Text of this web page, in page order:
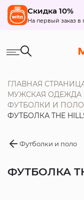
Скидка 10%
На первый заказ
ГЛАВНАЯ
МУЖСКАЯ ОДЕЖДА
ФУТБОЛКИ И
ФУТБОЛКА THE
Футболки и поло
ФУТБОЛКА